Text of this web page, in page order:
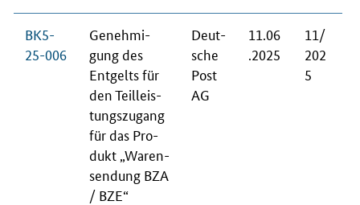
BK5-
25-006
Ge­neh­mi­
gung des
Ent­gelts für
den Teil­leis­
tungs­zu­gang
für das Pro­
dukt „Wa­ren­
sen­dung BZA
/ BZE“
Deut­
sche
Post
AG
11.06
.2025
11/
202
5